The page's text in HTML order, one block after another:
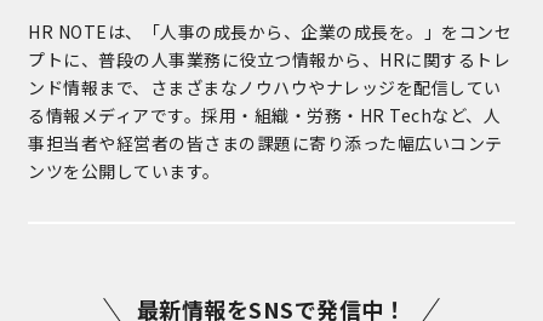
HR NOTEは、「人事の成長から、企業の成長を。」をコンセ
プトに、普段の人事業務に役立つ情報から、HRに関するトレ
ンド情報まで、さまざまなノウハウやナレッジを配信してい
る情報メディアです。採用・組織・労務・HR Techなど、人
事担当者や経営者の皆さまの課題に寄り添った幅広いコンテ
ンツを公開しています。
最新情報をSNSで発信中！